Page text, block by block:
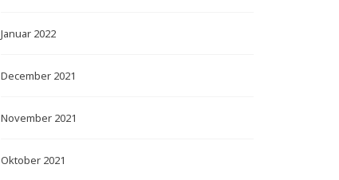
Januar 2022
December 2021
November 2021
Oktober 2021